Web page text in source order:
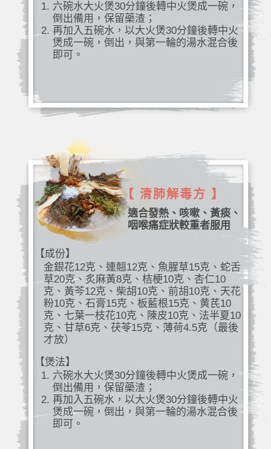
六碗水大火煲30分鐘後轉中火煲成一碗，
倒出備用，保留藥渣；
再加入五碗水，以大火煲30分鐘後轉中火
煲成一碗，倒出，與第一輪的湯水混合後
即可。
【 清肺解毒方 】
適合發熱、咳嗽、黃痰、
咽喉痛症狀較重者服用
【成份】
金銀花12克、連翹12克、魚腥草15克、蛇舌
草20克、炙麻黃8克、桔梗10克、杏仁10
克、黃芩12克、柴胡10克、前胡10克、天花
粉10克、石膏15克、板藍根15克、黄芪10
克、七葉一枝花10克、陳皮10克、法半夏10
克、甘草6克、茯苓15克、薄荷4.5克（最後
才放）
【煲法】
六碗水大火煲30分鐘後轉中火煲成一碗，
倒出備用，保留藥渣；
再加入五碗水，以大火煲30分鐘後轉中火
煲成一碗，倒出，與第一輪的湯水混合後
即可。